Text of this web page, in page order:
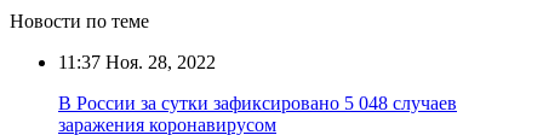
Новости по теме
11:37 Ноя. 28, 2022
В России за сутки зафиксировано 5 048 случаев
заражения коронавирусом